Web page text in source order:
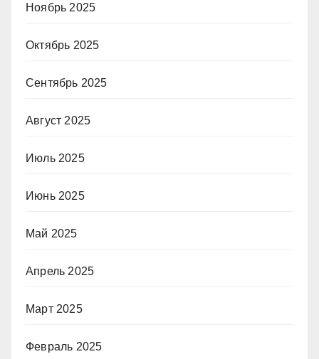
Ноябрь 2025
Октябрь 2025
Сентябрь 2025
Август 2025
Июль 2025
Июнь 2025
Май 2025
Апрель 2025
Март 2025
Февраль 2025